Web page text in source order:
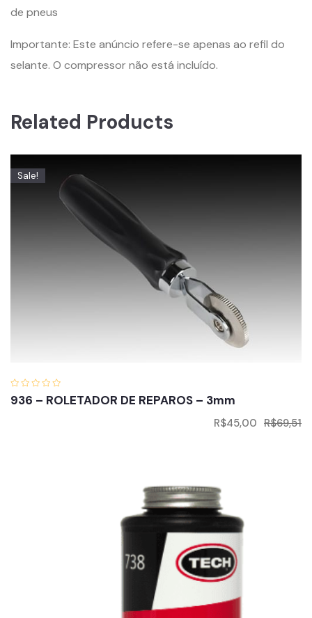
de pneus
Importante: Este anúncio refere-se apenas ao refil do
selante. O compressor não está incluído.
Related Products
Sale!
936 – ROLETADOR DE REPAROS – 3mm
R$69,51
R$45,00